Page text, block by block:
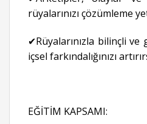
rüyalarınızı çözümleme
✔Rüyalarınızla bilinçli
içsel farkındalığınızı
EĞİTİM KAPSAMI: